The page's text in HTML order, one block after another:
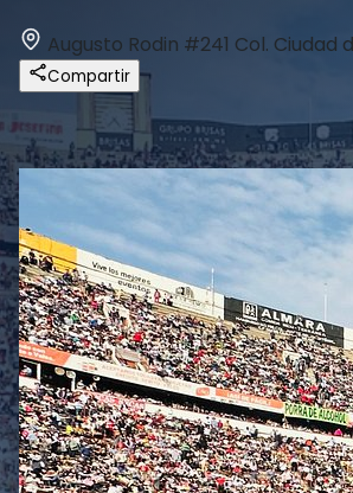
Augusto Rodin #241 Col. Ciudad
Compartir